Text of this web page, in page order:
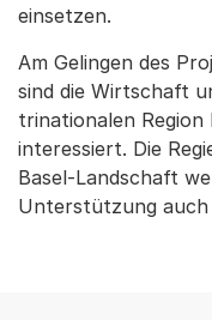
einsetzen.
Am Gelingen des
sind die Wirtschaft
trinationalen Region
interessiert. Die
Basel-Landschaft
Unterstützung